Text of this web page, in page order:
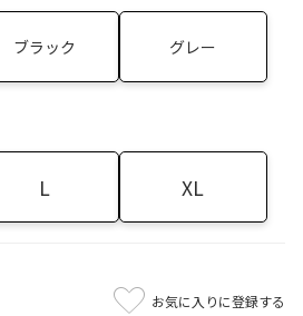
ブラック グレー
L XL
お気に入りに登録する